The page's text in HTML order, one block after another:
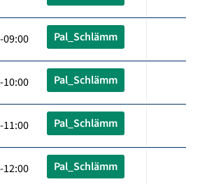
Pal_Schlämm
Pal_Schlämm
Pal_Schlämm
Pal_Schlämm